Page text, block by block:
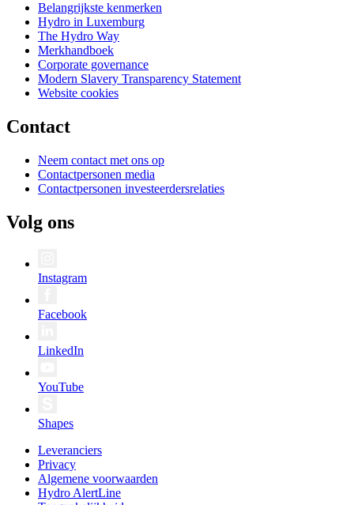
Belangrijkste kenmerken
Hydro in Luxemburg
The Hydro Way
Merkhandboek
Corporate governance
Modern Slavery Transparency Statement
Website cookies
Contact
Neem contact met ons op
Contactpersonen media
Contactpersonen investeerdersrelaties
Volg ons
Instagram
Facebook
LinkedIn
YouTube
Shapes
Leveranciers
Privacy
Algemene voorwaarden
Hydro AlertLine